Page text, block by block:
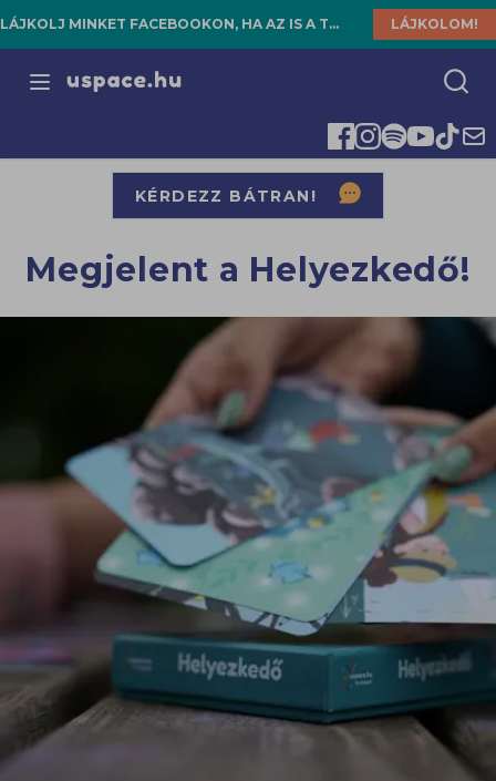
LÁJKOLJ MINKET FACEBOOKON, HA AZ IS A TE HELYED! LÁJKOLOM!
Open menu
KÉRDEZZ BÁTRAN!
Megjelent a Helyezkedő!